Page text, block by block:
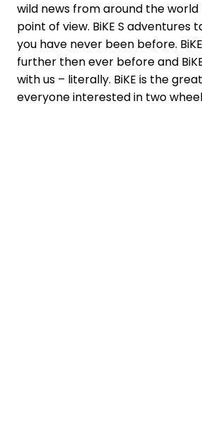
wild news from around the
point of view. BiKE S adventures
you have never been before.
further then ever before and
with us – literally. BiKE is the
everyone interested in two